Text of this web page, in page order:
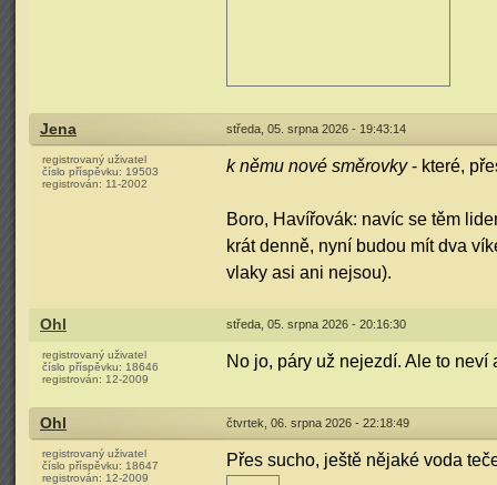
Jena středa, 05. srpna 2026 - 19:43:14
registrovaný uživatel
číslo příspěvku: 19503
registrován: 11-2002
k němu nové směrovky- které,
Boro, Havířovák: navíc se těm
krát denně, nyní budou mít dva
vlaky asi ani nejsou).
Ohl středa, 05. srpna 2026 - 20:16:30
registrovaný uživatel
číslo příspěvku: 18646
registrován: 12-2009
No jo, páry už nejezdí. Ale to neví
Ohl čtvrtek, 06. srpna 2026 - 22:18:49
registrovaný uživatel
číslo příspěvku: 18647
registrován: 12-2009
Přes sucho, ještě nějaké voda